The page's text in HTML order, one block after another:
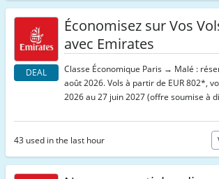
DEAL
Économisez sur Vos
avec Emirates
Classe Économique Paris → Malé :
août 2026. Vols à partir de EUR 802*,
2026 au 27 juin 2027 (offre soumise à
43 used in the last hour